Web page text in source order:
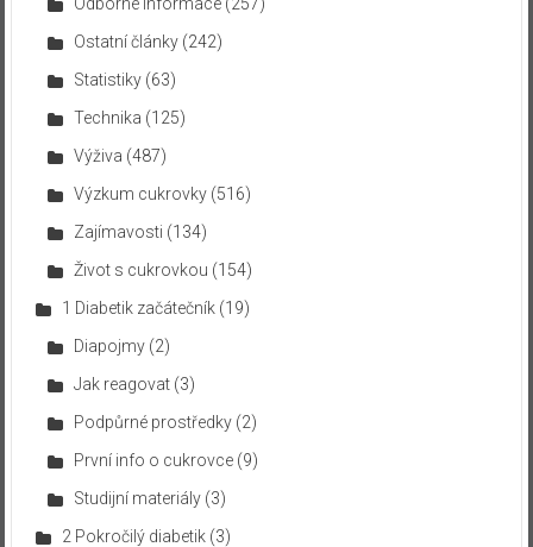
Ostatní články(242)
Statistiky(63)
Technika (125)
Výživa (487)
Výzkum cukrovky(516)
Zajímavosti (134)
Život s cukrovkou (154)
1 Diabetik začátečník(19)
Diapojmy(2)
Jak reagovat(3)
Podpůrné prostředky(2)
První info o cukrovce(9)
Studijní materiály(3)
2 Pokročilý diabetik(3)